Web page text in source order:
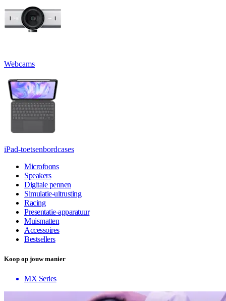
Webcams
iPad-toetsenbordcases
Microfoons
Speakers
Digitale pennen
Simulatie-uitrusting
Racing
Presentatie-apparatuur
Muismatten
Accessoires
Bestsellers
Koop op jouw manier
MX Series